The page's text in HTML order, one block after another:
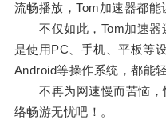
流畅播放，Tom加速器都能
不仅如此，Tom加速器
是使用PC、手机、平板等
Android等操作系统，都能
不再为网速慢而苦恼，
络畅游无忧吧！。